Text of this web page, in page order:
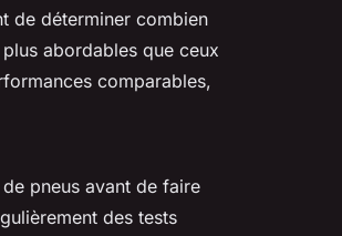
de déterminer combien
abordables que ceux
comparables,
pneus avant de faire
des tests